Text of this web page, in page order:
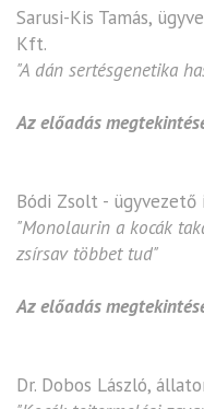
Sarusi-Kis Tamás,
Kft.
"A dán sertésgenetika
Az előadás
Bódi Zsolt - ügyvezető
"Monolaurin a kocák
zsírsav többet tud"
Az előadás
Dr. Dobos László,